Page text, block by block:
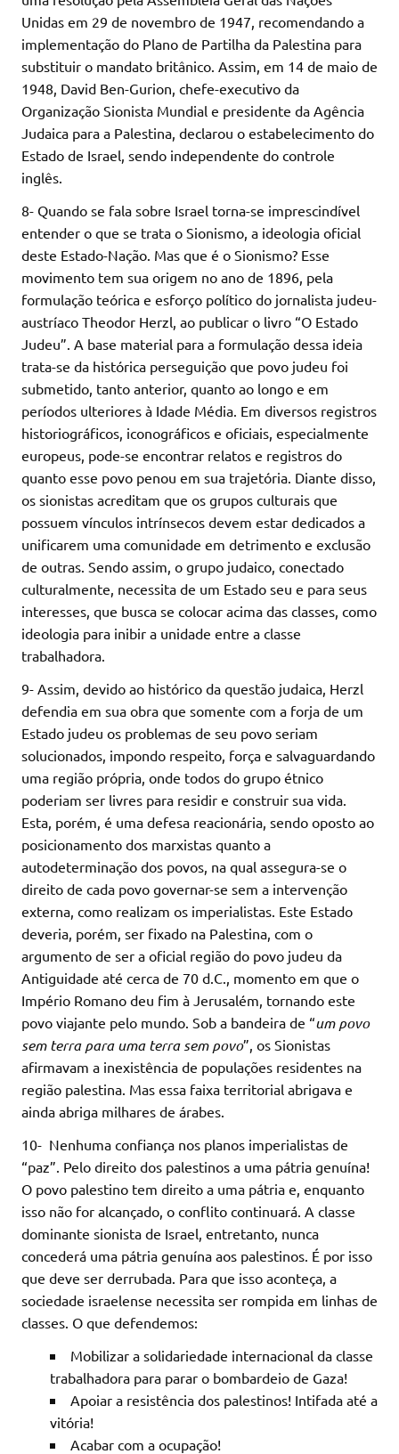
Unidas em 29 de novembro de 1947, recomendando a
implementação do Plano de Partilha da Palestina para
substituir o mandato britânico. Assim, em 14 de maio de
1948, David Ben-Gurion, chefe-executivo da
Organização Sionista Mundial e presidente da Agência
Judaica para a Palestina, declarou o estabelecimento do
Estado de Israel, sendo independente do controle
inglês.
8- Quando se fala sobre Israel torna-se imprescindível
entender o que se trata o Sionismo, a ideologia oficial
deste Estado-Nação. Mas que é o Sionismo? Esse
movimento tem sua origem no ano de 1896, pela
formulação teórica e esforço político do jornalista judeu-
austríaco Theodor Herzl, ao publicar o livro “O Estado
Judeu”. A base material para a formulação dessa ideia
trata-se da histórica perseguição que povo judeu foi
submetido, tanto anterior, quanto ao longo e em
períodos ulteriores à Idade Média. Em diversos registros
historiográficos, iconográficos e oficiais, especialmente
europeus, pode-se encontrar relatos e registros do
quanto esse povo penou em sua trajetória. Diante disso,
os sionistas acreditam que os grupos culturais que
possuem vínculos intrínsecos devem estar dedicados a
unificarem uma comunidade em detrimento e exclusão
de outras. Sendo assim, o grupo judaico, conectado
culturalmente, necessita de um Estado seu e para seus
interesses, que busca se colocar acima das classes, como
ideologia para inibir a unidade entre a classe
trabalhadora.
9- Assim, devido ao histórico da questão judaica, Herzl
defendia em sua obra que somente com a forja de um
Estado judeu os problemas de seu povo seriam
solucionados, impondo respeito, força e salvaguardando
uma região própria, onde todos do grupo étnico
poderiam ser livres para residir e construir sua vida.
Esta, porém, é uma defesa reacionária, sendo oposto ao
posicionamento dos marxistas quanto a
autodeterminação dos povos, na qual assegura-se o
direito de cada povo governar-se sem a intervenção
externa, como realizam os imperialistas. Este Estado
deveria, porém, ser fixado na Palestina, com o
argumento de ser a oficial região do povo judeu da
Antiguidade até cerca de 70 d.C., momento em que o
Império Romano deu fim à Jerusalém, tornando este
povo viajante pelo mundo. Sob a bandeira de “um povo
sem terra para uma terra sem povo”, os Sionistas
afirmavam a inexistência de populações residentes na
região palestina. Mas essa faixa territorial abrigava e
ainda abriga milhares de árabes.
10- Nenhuma confiança nos planos imperialistas de
“paz”. Pelo direito dos palestinos a uma pátria genuína!
O povo palestino tem direito a uma pátria e, enquanto
isso não for alcançado, o conflito continuará. A classe
dominante sionista de Israel, entretanto, nunca
concederá uma pátria genuína aos palestinos. É por isso
que deve ser derrubada. Para que isso aconteça, a
sociedade israelense necessita ser rompida em linhas de
classes. O que defendemos:
Mobilizar a solidariedade internacional da classe
trabalhadora para parar o bombardeio de Gaza!
Apoiar a resistência dos palestinos! Intifada até a
vitória!
Acabar com a ocupação!